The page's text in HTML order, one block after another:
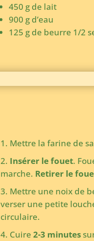
450 g de lait
900 g d’eau
125 g de beurre 1/2
Mettre la farine de
Insérer le fouet.
marche. Retirer le
Mettre une noix de
verser une petite
circulaire.
Cuire 2-3 minutes